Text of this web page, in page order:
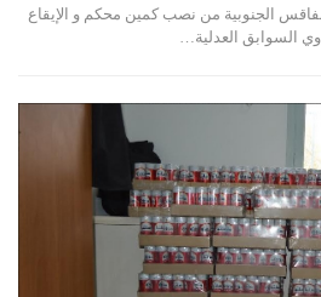
الجنوبية من نصب كمين محكم و الإيقاع
السوابق العدلية…